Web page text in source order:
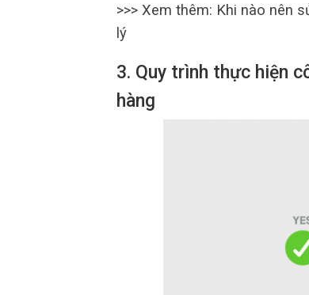
>>> Xem thêm: Khi nào nên
lý
3. Quy trình thực hiện
hàng